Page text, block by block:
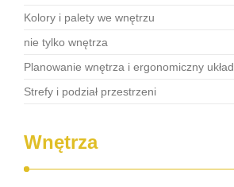
Kolory i palety we wnętrzu
nie tylko wnętrza
Planowanie wnętrza i ergonomiczny układ
Strefy i podział przestrzeni
Wnętrza